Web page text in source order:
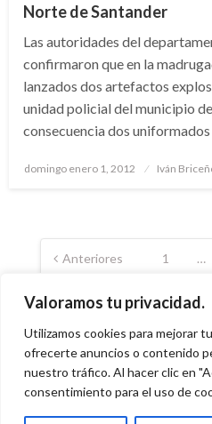
Valoramos tu privacidad.
Utilizamos cookies para mejorar
ofrecerte anuncios o contenido
nuestro tráfico. Al hacer clic en
consentimiento para el uso de
Norte de Santander
Las autoridades del
confirmaron que en la
lanzados dos artefactos
unidad policial del municipio
consecuencia dos
Publicado
domingo enero 1, 2012 Iván
Paginación
de Anteriores 1 …